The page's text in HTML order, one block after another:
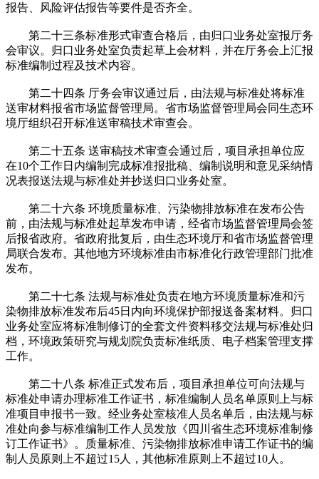
报告、风险评估报告等要件是否齐全。
第二十三条标准形式审查合格后，由归口业务处室报厅务
会审议。归口业务处室负责起草上会材料，并在厅务会上汇报
标准编制过程及技术内容。
第二十四条 厅务会审议通过后，由法规与标准处将标准
送审材料报省市场监督管理局。省市场监督管理局会同生态环
境厅组织召开标准送审稿技术审查会。
第二十五条 送审稿技术审查会通过后，项目承担单位应
在10个工作日内编制完成标准报批稿、编制说明和意见采纳情
况表报送法规与标准处并抄送归口业务处室。
第二十六条 环境质量标准、污染物排放标准在发布公告
前，由法规与标准处起草发布申请，经省市场监督管理局会签
后报省政府。省政府批复后，由生态环境厅和省市场监督管理
局联合发布。其他地方环境标准由市标准化行政管理部门批准
发布。
第二十七条 法规与标准处负责在地方环境质量标准和污
染物排放标准发布后45日内向环境保护部报送备案材料。归口
业务处室应将标准制修订的全套文件资料移交法规与标准处归
档，环境政策研究与规划院负责标准纸质、电子档案管理支撑
工作。
第二十八条 标准正式发布后，项目承担单位可向法规与
标准处申请办理标准工作证书，标准编制人员名单原则上与标
准项目申报书一致。经业务处室核准人员名单后，由法规与标
准处向参与标准编制工作人员发放《四川省生态环境标准制修
订工作证书》。质量标准、污染物排放标准申请工作证书的编
制人员原则上不超过15人，其他标准原则上不超过10人。